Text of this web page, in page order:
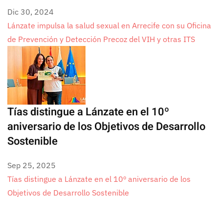
Dic 30, 2024
Lánzate impulsa la salud sexual en Arrecife con su Oficina
de Prevención y Detección Precoz del VIH y otras ITS
Tías distingue a Lánzate en el 10º
aniversario de los Objetivos de Desarrollo
Sostenible
Sep 25, 2025
Tías distingue a Lánzate en el 10º aniversario de los
Objetivos de Desarrollo Sostenible